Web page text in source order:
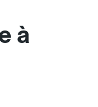
à